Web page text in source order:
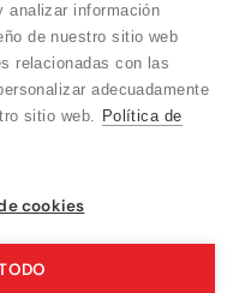
analizar información
de nuestro sitio web
relacionadas con las
adecuadamente
sitio web. Política de
cookies
Datos
Recuerda que
al cliente es de